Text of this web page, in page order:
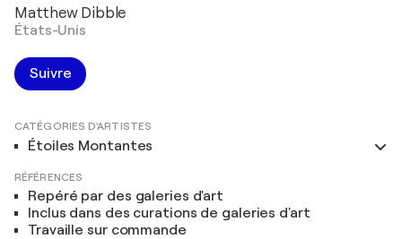
Matthew Dibble
États-Unis
Suivre
CATÉGORIES D'ARTISTES
Étoiles Montantes
RÉFÉRENCES
Repéré par des galeries d'art
Inclus dans des curations de galeries d'art
Travaille sur commande